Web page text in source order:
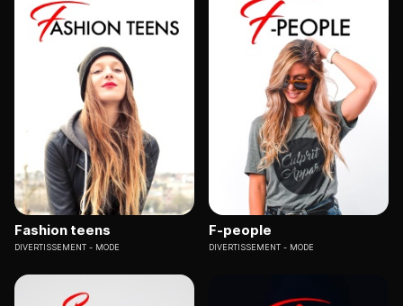
Fashion teens
DIVERTISSEMENT MODE
F-people
DIVERTISSEMENT MODE